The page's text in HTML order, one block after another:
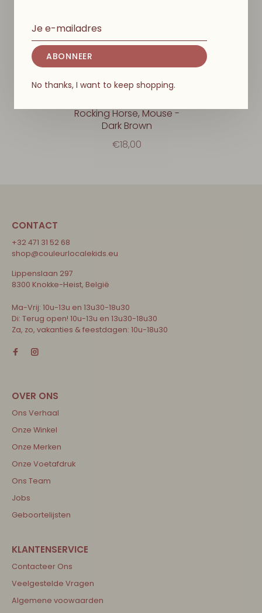
Rocking Horse, Mouse -
Dark Brown
€18,00
CONTACT
+32 471 31 52 68
shop@couleurlocalekids.eu
Lippenslaan 297
8300 Knokke-Heist, België
Ma-Vrij: 10u-13u en 13u30-18u30
Di: Terug open! 10u-13u en 13u30-18u30
Za, zo, vakanties & feestdagen: 10u-18u30
Ons Verhaal
Onze Winkel
Onze Merken
Onze Voetafdruk
Ons Team
Jobs
Geboortelijsten
Contacteer Ons
Veelgestelde Vragen
Algemene voowaarden
ABONNEER
No thanks, I want to keep shopping.